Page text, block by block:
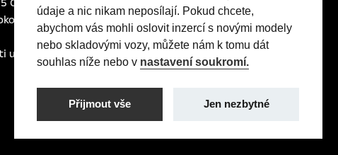
sazba: 1,24% p.a., nabídka je určena pro fyzické osoby
uskutečnit jakékoliv transakce.
údaje a nic nikam neposílají. Pokud chcete,
abychom vás mohli oslovit inzercí s novými modely
nebo skladovými vozy, můžete nám k tomu dát
souhlas níže nebo v nastavení soukromí.
Přijmout vše Jen nezbytné